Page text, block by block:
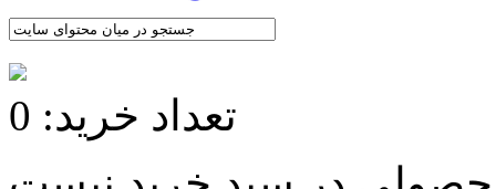
تعداد خرید: 0